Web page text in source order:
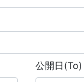
公開日(To)